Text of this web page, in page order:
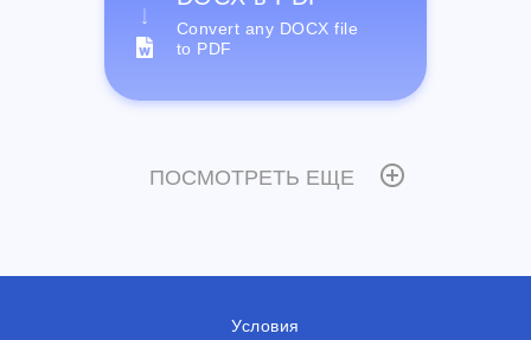
Convert any DOCX file
to PDF
ПОСМОТРЕТЬ ЕЩЕ
Условия